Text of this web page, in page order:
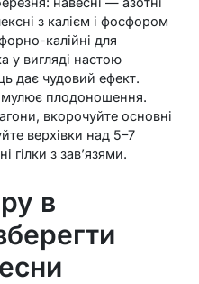
з калієм і фосфором
калійні для
у вигляді настою
дає чудовий ефект.
плодоношення.
вкорочуйте основні
верхівки над 5–7
гілки з зав’язями.
в